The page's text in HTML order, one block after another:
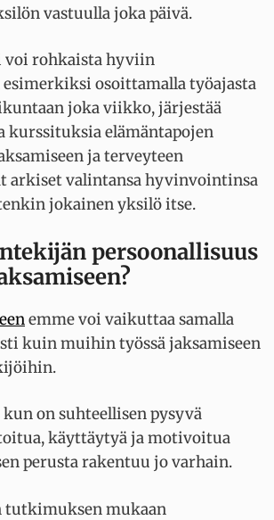
vastuulla joka päivä.
voi rohkaista hyviin
osoittamalla työajasta
joka viikko, järjestää
kurssituksia elämäntapojen
ja terveyteen
arkiset valintansa hyvinvointinsa
jokainen yksilö itse.
persoonallisuus
emme voi vaikuttaa samalla
kuin muihin työssä jaksamiseen
on suhteellisen pysyvä
käyttäytyä ja motivoitua
perusta rakentuu jo varhain.
tutkimuksen mukaan